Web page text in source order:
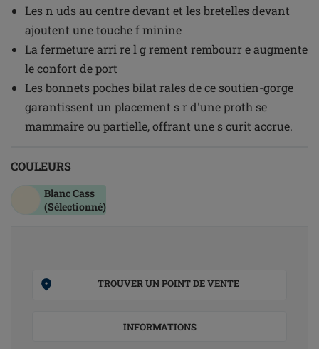
Les n uds au centre devant et les bretelles devant
ajoutent une touche f minine
La fermeture arri re l g rement rembourr e augmente
le confort de port
Les bonnets poches bilat rales de ce soutien-gorge
garantissent un placement s r d'une proth se
mammaire ou partielle, offrant une s curit accrue.
COULEURS
Blanc Cass
(Sélectionné)
TROUVER UN POINT DE VENTE
INFORMATIONS